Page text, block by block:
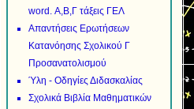
word. Α,Β,Γ τάξεις ΓΕΛ
Απαντήσεις Ερωτήσεων
Κατανόησης Σχολικού Γ
Προσανατολισμού
Ύλη - Οδηγίες Διδασκαλίας
Σχολικά Βιβλία Μαθηματικών